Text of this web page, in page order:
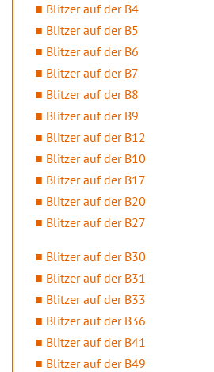
Blitzer auf der B4
Blitzer auf der B5
Blitzer auf der B6
Blitzer auf der B7
Blitzer auf der B8
Blitzer auf der B9
Blitzer auf der B12
Blitzer auf der B10
Blitzer auf der B17
Blitzer auf der B20
Blitzer auf der B27
Blitzer auf der B30
Blitzer auf der B31
Blitzer auf der B33
Blitzer auf der B36
Blitzer auf der B41
Blitzer auf der B49